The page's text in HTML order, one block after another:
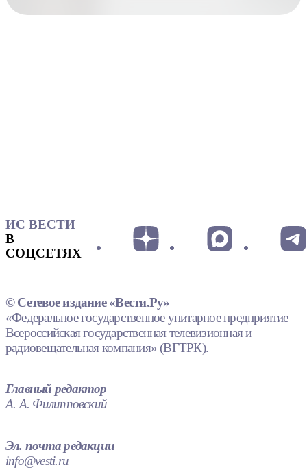
ИС ВЕСТИ
В
СОЦСЕТЯХ
© Сетевое издание «Вести.Ру»
«Федеральное государственное унитарное предприятие
Всероссийская государственная телевизионная и
радиовещательная компания» (ВГТРК).
Главный редактор
А. А. Филипповский
Эл. почта редакции
info@vesti.ru